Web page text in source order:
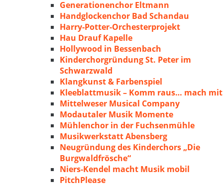
Generationenchor Eltmann
Handglockenchor Bad Schandau
Harry-Potter-Orchesterprojekt
Hau Drauf Kapelle
Hollywood in Bessenbach
Kinderchorgründung St. Peter im
Schwarzwald
Klangkunst & Farbenspiel
Kleeblattmusik – Komm raus… mach mit
Mittelweser Musical Company
Modautaler Musik Momente
Mühlenchor in der Fuchsenmühle
Musikwerkstatt Abensberg
Neugründung des Kinderchors „Die
Burgwaldfrösche“
Niers-Kendel macht Musik mobil
PitchPlease